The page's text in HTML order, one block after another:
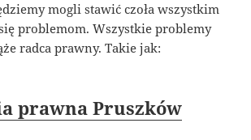
mogli stawić czoła wszystkim
problemom. Wszystkie problemy
radca prawny. Takie jak:
prawna Pruszków